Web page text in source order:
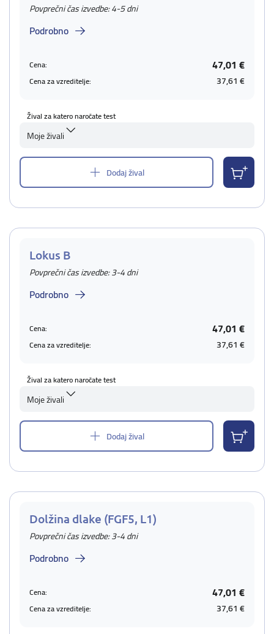
Povprečni čas izvedbe: 4-5 dni
Podrobno
Cena: 47,01 €
Cena za vzreditelje: 37,61 €
Žival za katero naročate test
Moje živali
Dodaj žival
Lokus B
Povprečni čas izvedbe: 3-4 dni
Podrobno
Cena: 47,01 €
Cena za vzreditelje: 37,61 €
Žival za katero naročate test
Moje živali
Dodaj žival
Dolžina dlake (FGF5, L1)
Povprečni čas izvedbe: 3-4 dni
Podrobno
Cena: 47,01 €
Cena za vzreditelje: 37,61 €